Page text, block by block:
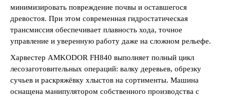
минимизировать повреждение почвы и оставшегося
древостоя. При этом современная гидростатическая
трансмиссия обеспечивает плавность хода, точное
управление и уверенную работу даже на сложном рельефе.
Харвестер AMKODOR FH840 выполняет полный цикл
лесозаготовительных операций: валку деревьев, обрезку
сучьев и раскряжёвку хлыстов на сортименты. Машина
оснащена манипулятором собственного производства с